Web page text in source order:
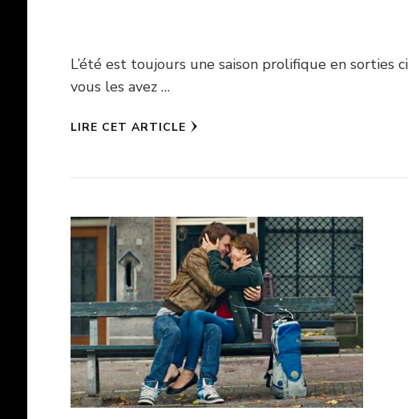
L’été est toujours une saison prolifique en
vous les avez …
LIRE CET ARTICLE